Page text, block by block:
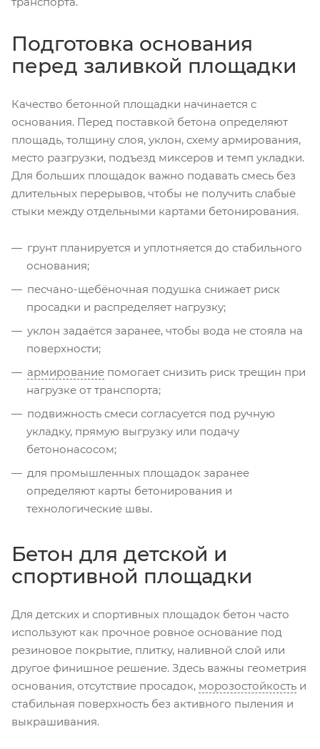
Подготовка основания
перед заливкой площадки
Качество бетонной площадки начинается с
основания. Перед поставкой бетона определяют
площадь, толщину слоя, уклон, схему армирования,
место разгрузки, подъезд миксеров и темп укладки.
Для больших площадок важно подавать смесь без
длительных перерывов, чтобы не получить слабые
стыки между отдельными картами бетонирования.
грунт планируется и уплотняется до стабильного
основания;
песчано-щебёночная подушка снижает риск
просадки и распределяет нагрузку;
уклон задаётся заранее, чтобы вода не стояла на
поверхности;
армирование помогает снизить риск трещин при
нагрузке от транспорта;
подвижность смеси согласуется под ручную
укладку, прямую выгрузку или подачу
бетононасосом;
для промышленных площадок заранее
определяют карты бетонирования и
технологические швы.
Бетон для детской и
спортивной площадки
Для детских и спортивных площадок бетон часто
используют как прочное ровное основание под
резиновое покрытие, плитку, наливной слой или
другое финишное решение. Здесь важны геометрия
основания, отсутствие просадок, морозостойкость и
стабильная поверхность без активного пыления и
выкрашивания.